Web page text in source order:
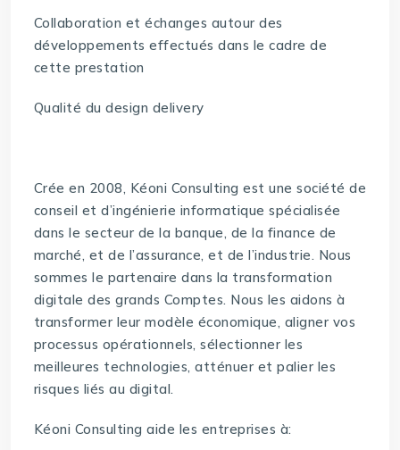
Collaboration et échanges autour des
développements effectués dans le cadre de
cette prestation
Qualité du design delivery
Crée en 2008, Kéoni Consulting est une société de
conseil et d’ingénierie informatique spécialisée
dans le secteur de la banque, de la finance de
marché, et de l’assurance, et de l’industrie. Nous
sommes le partenaire dans la transformation
digitale des grands Comptes. Nous les aidons à
transformer leur modèle économique, aligner vos
processus opérationnels, sélectionner les
meilleures technologies, atténuer et palier les
risques liés au digital.
Kéoni Consulting aide les entreprises à: